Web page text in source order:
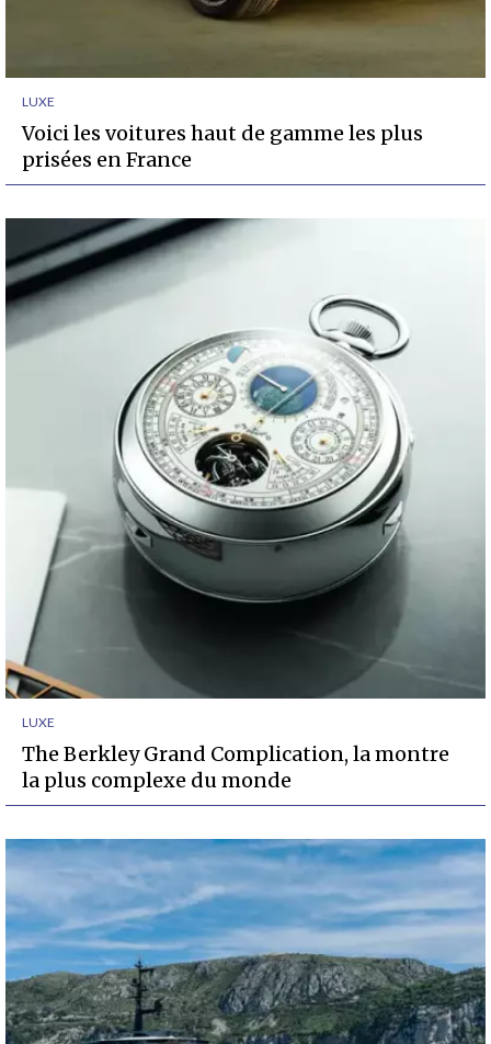
LUXE
Voici les voitures haut de gamme les plus
prisées en France
LUXE
The Berkley Grand Complication, la montre
la plus complexe du monde